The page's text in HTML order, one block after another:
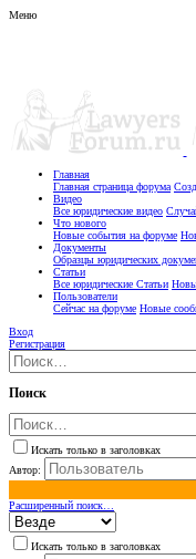
Меню
Главная
Главная страница форума
Видео
Все юридические видео
Что нового
Новые события на форуме
Документы
Образцы юридических
Статьи
Все юридические Статьи
Пользователи
Сейчас на форуме Новые
Вход
Регистрация
Поиск
Искать только в заголовках
Автор:
Расширенный поиск…
Искать только в заголовках